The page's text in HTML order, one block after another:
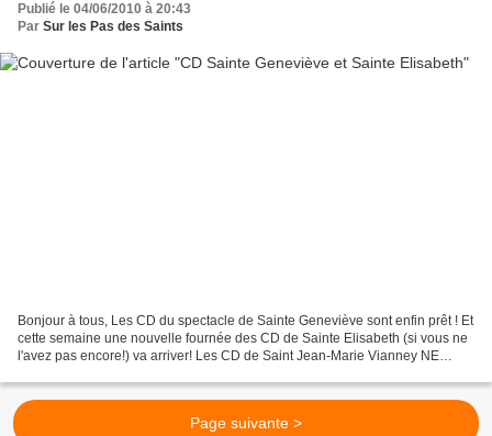
Publié le 04/06/2010 à 20:43
Par Sur les Pas des Saints
Bonjour à tous, Les CD du spectacle de Sainte Geneviève sont enfin prêt ! Et
cette semaine une nouvelle fournée des CD de Sainte Elisabeth (si vous ne
l'avez pas encore!) va arriver! Les CD de Saint Jean-Marie Vianney NE
Page suivante >